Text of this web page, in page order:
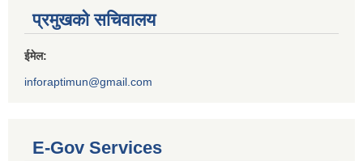
प्रमुखको सचिवालय
ईमेल:
inforaptimun@gmail.com
E-Gov Services